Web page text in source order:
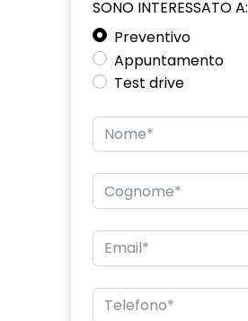
SONO INTERESSATO A:
Preventivo
Appuntamento
Test drive